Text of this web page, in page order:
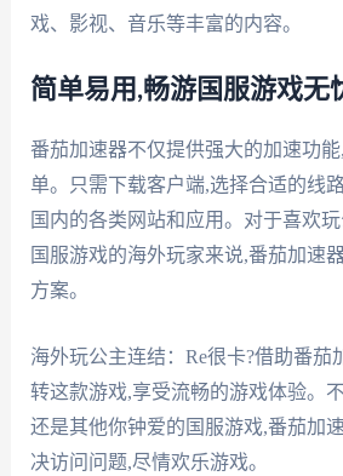
戏、影视、音乐等丰富的内容。
简单易用,畅游国服游戏无
番茄加速器不仅提供强大的加速功
单。只需下载客户端,选择合适的线
国内的各类网站和应用。对于喜欢
国服游戏的海外玩家来说,番茄加速
方案。
海外玩公主连结：Re很卡?借助番茄
转这款游戏,享受流畅的游戏体验。
还是其他你钟爱的国服游戏,番茄加
决访问问题,尽情欢乐游戏。